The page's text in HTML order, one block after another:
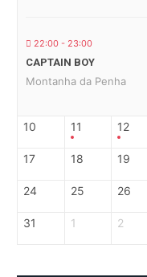
22:00 - 23:00
CAPTAIN BOY
Montanha da Penha
10 11 12
17 18 19
24 25 26
31 1 2